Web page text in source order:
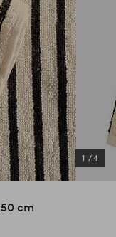
1 /4
cm